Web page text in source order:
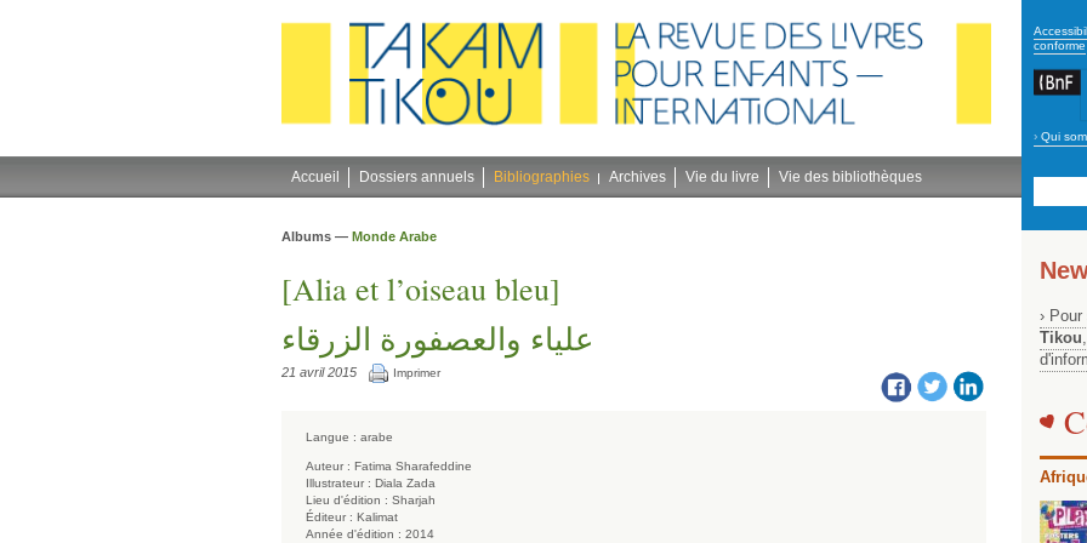
conforme
› Qui
Accueil Dossiers annuels Bibliographies Archives Vie du livre Vie des bibliothèques
Albums — Monde Arabe
[Alia et l’oiseau bleu]
علياء والعصفورة الزرقاء
21 avril 2015 Imprimer
Langue : arabe
Auteur : Fatima Sharafeddine
Illustrateur : Diala Zada
Lieu d'édition : Sharjah
Éditeur : Kalimat
Année d'édition : 2014
›
Tikou